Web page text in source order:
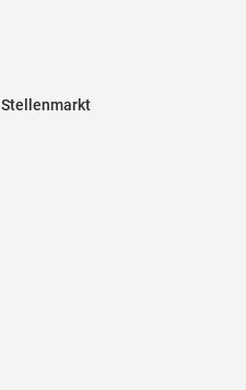
Stellenmarkt